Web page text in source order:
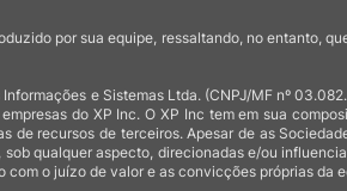
por sua equipe, ressaltando, no entanto,
e Sistemas Ltda. (CNPJ/MF nº
do XP Inc. O XP Inc tem em sua
de recursos de terceiros. Apesar de as
qualquer aspecto, direcionadas e/ou
o juízo de valor e as convicções próprias da